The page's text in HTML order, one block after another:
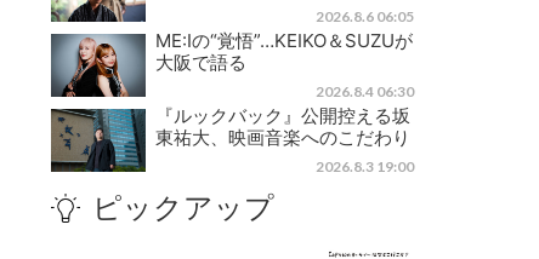
2026.8.6 06:05
ME:Iの“覚悟”…KEIKO＆SUZUが
大阪で語る
2026.8.4 06:30
『ルックバック』公開控える坂
東祐大、映画音楽へのこだわり
2026.8.3 19:00
ピックアップ